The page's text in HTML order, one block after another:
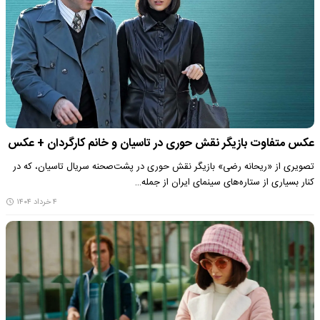
عکس متفاوت بازیگر نقش حوری در تاسیان و خانم کارگردان + عکس
تصویری از «ریحانه رضی» بازیگر نقش حوری در پشت‌صحنه سریال تاسیان، که در
کنار بسیاری از ستاره‌های سینمای ایران از جمله…
۴ خرداد ۱۴۰۴